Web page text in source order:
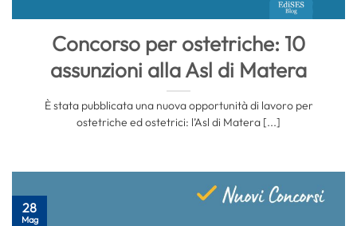
Concorso per ostetriche: 10
assunzioni alla Asl di Matera
È stata pubblicata una nuova opportunità di lavoro per
ostetriche ed ostetrici: l’Asl di Matera [...]
28
Mag